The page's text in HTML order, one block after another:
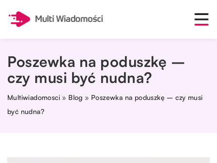
Poszewka na poduszkę –
czy musi być nudna?
Multiwiadomosci » Blog » Poszewka na poduszkę – czy musi
być nudna?